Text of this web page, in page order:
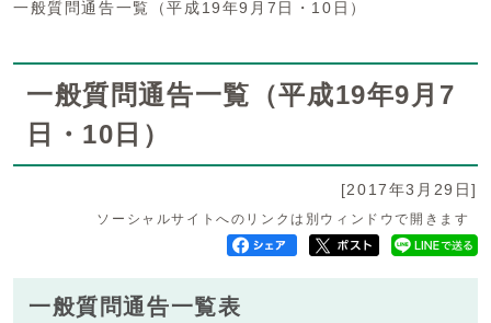
一般質問通告一覧（平成19年9月7日・10日）
一般質問通告一覧（平成19年9月7
日・10日）
[2017年3月29日]
ソーシャルサイトへのリンクは別ウィンドウで開きます
一般質問通告一覧表